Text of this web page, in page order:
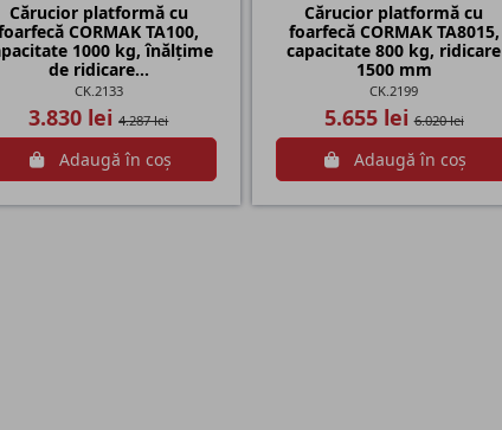
Cărucior platformă cu
CORMAK TA100,
1000 kg, înălțime
de ridicare...
CK.2133
3.830 lei4.287 lei
Adaugă în coș
Cărucior platformă cu
foarfecă CORMAK TA8015,
capacitate 800 kg, ridicare
1500 mm
CK.2199
5.655 lei6.020 lei
Adaugă în coș